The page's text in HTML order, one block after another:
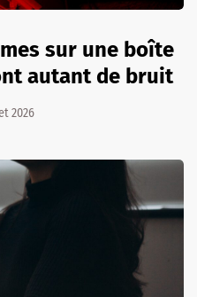
sur une boîte
autant de bruit
2026